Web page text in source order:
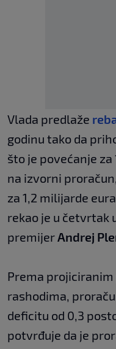
Vlada predlaže
godinu tako da
što je povećanje za
na izvorni
za 1,2 milijarde
rekao je u četvrtak
premijerAndrej
Prema
rashodima,
deficitu od 0,3
potvrđuje da je